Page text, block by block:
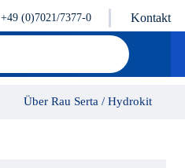
+49 (0)7021/7377-0 Kontakt
Über Rau Serta / Hydrokit